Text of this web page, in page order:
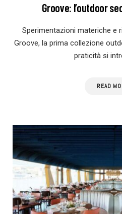
Groove: l’outdoor
Sperimentazioni materiche e
Groove, la prima collezione
praticità si
READ